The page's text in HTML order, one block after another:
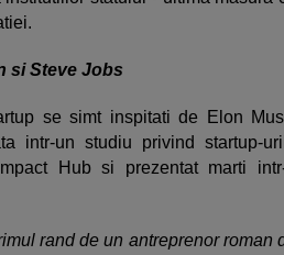
si Steve Jobs
se simt inspitati de Elon
intr-un studiu privind startup-
Hub si prezentat marti
rand de un antreprenor roman